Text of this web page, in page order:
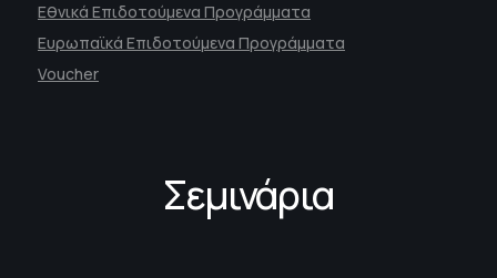
Εθνικά Επιδοτούμενα Προγράμματα
Ευρωπαϊκά Επιδοτούμενα Προγράμματα
Voucher
Σεμινάρια